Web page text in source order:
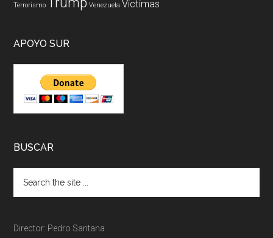
Terrorismo Venezuela Victimas
APOYO SUR
BUSCAR
Director: Pedro Santana